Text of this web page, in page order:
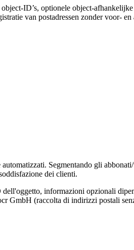
ID’s, optionele object-
van postadressen zonder voor- en
Segmentando gli
dei clienti.
informazioni opzionali
GmbH (raccolta di indirizzi postali